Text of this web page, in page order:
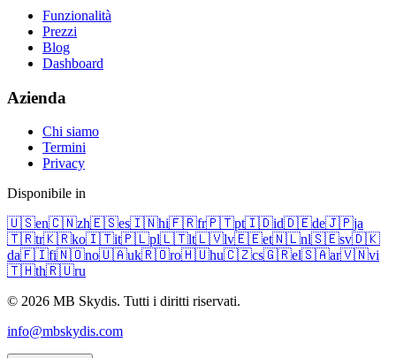
Funzionalità
Prezzi
Blog
Dashboard
Azienda
Chi siamo
Termini
Privacy
Disponibile in
🇺🇸en🇨🇳zh🇪🇸es🇮🇳hi🇫🇷fr🇵🇹pt🇮🇩id🇩🇪de🇯🇵ja
🇹🇷tr🇰🇷ko🇮🇹it🇵🇱pl🇱🇹lt🇱🇻lv🇪🇪et🇳🇱nl🇸🇪sv🇩🇰
da🇫🇮fi🇳🇴no🇺🇦uk🇷🇴ro🇭🇺hu🇨🇿cs🇬🇷el🇸🇦ar🇻🇳vi
🇹🇭th🇷🇺ru
© 2026 MB Skydis. Tutti i diritti riservati.
info@mbskydis.com